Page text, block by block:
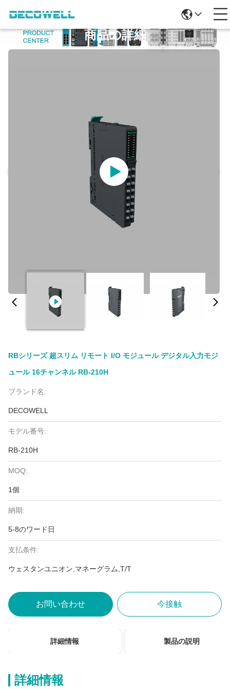
商品の詳細
RBシリーズ 超スリム リモート I/O モジュール デジタル入力モジ
ュール 16チャンネル RB-210H
ブランド名:
DECOWELL
モデル番号:
RB-210H
MOQ:
1個
納期:
5-8のワード日
支払条件:
ウェスタンユニオン,マネーグラム,T/T
お問い合わせ 今接触
詳細情報 製品の説明
詳細情報